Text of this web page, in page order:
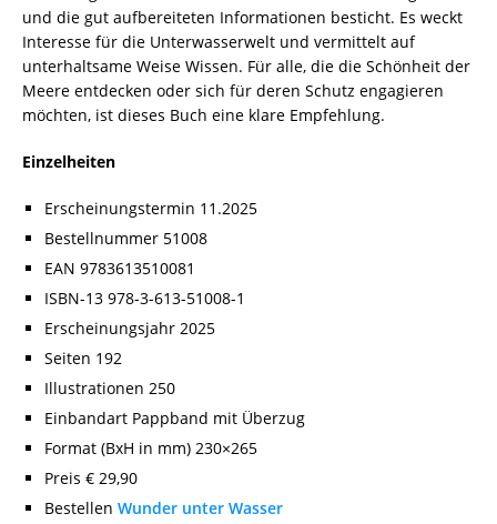
und die gut aufbereiteten Informationen besticht. Es weckt
Interesse für die Unterwasserwelt und vermittelt auf
unterhaltsame Weise Wissen. Für alle, die die Schönheit der
Meere entdecken oder sich für deren Schutz engagieren
möchten, ist dieses Buch eine klare Empfehlung.
Einzelheiten
Erscheinungstermin 11.2025
Bestellnummer 51008
EAN 9783613510081
ISBN-13 978-3-613-51008-1
Erscheinungsjahr 2025
Seiten 192
Illustrationen 250
Einbandart Pappband mit Überzug
Format (BxH in mm) 230×265
Preis € 29,90
Bestellen Wunder unter Wasser